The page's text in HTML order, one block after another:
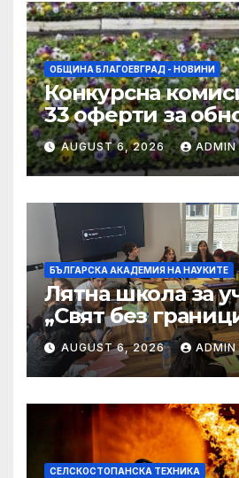
ОБЩИНА БЛАГОЕВГРАД - НОВИНИ
Конкурсна
33 оферти за
на дворовете на
в Благоевград
AUGUST 6, 2026 ADMIN
БЪЛГАРСКА АКАДЕМИЯ НА НАУКИТЕ
Лятна школа за
„Свят без
AUGUST 6, 2026 ADMIN
СЕЛСКОСТОПАНСКА ТЕХНИКА